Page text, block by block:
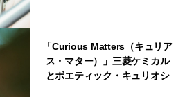
「Curious Matters（キュリア
ス・マター）」三菱ケミカル
とポエティック・キュリオシ